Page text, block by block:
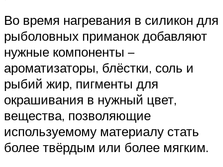
Во время нагревания в силикон для
рыболовных приманок добавляют
нужные компоненты –
ароматизаторы, блёстки, соль и
рыбий жир, пигменты для
окрашивания в нужный цвет,
вещества, позволяющие
используемому материалу стать
более твёрдым или более мягким.